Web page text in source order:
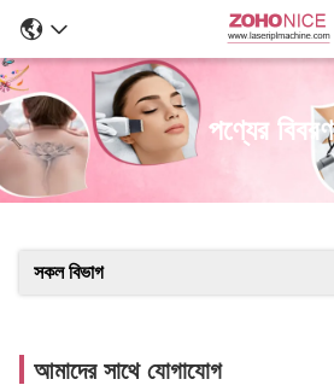
পণ্যের বিবরণ
সকল বিভাগ
আমাদের সাথে যোগাযোগ